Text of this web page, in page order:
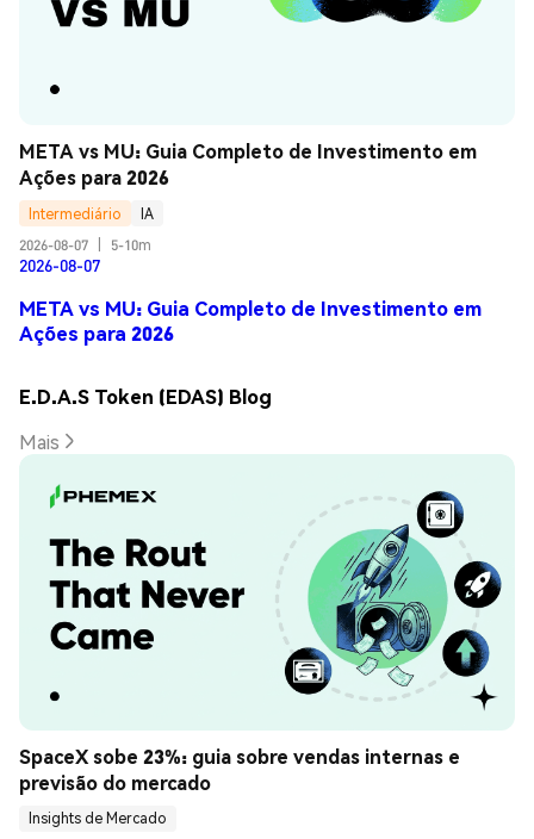
META vs MU: Guia Completo de Investimento em
Ações para 2026
Intermediário
IA
2026-08-07
5-10m
2026-08-07
META vs MU: Guia Completo de Investimento em
Ações para 2026
E.D.A.S Token (EDAS) Blog
Mais
SpaceX sobe 23%: guia sobre vendas internas e
previsão do mercado
Insights de Mercado